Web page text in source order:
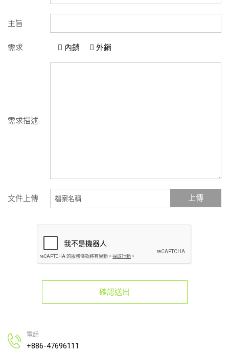
主旨
需求 內銷 外銷
需求描述
文件上傳 上傳
確認送出
電話
+886-47696111